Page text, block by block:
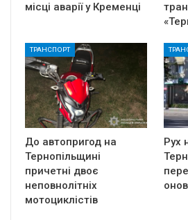
місці аварії у Кременці
ТРАНСПОРТ
До автопригод на
Тернопільщині
причетні двоє
неповнолітніх
мотоциклістів
Рух